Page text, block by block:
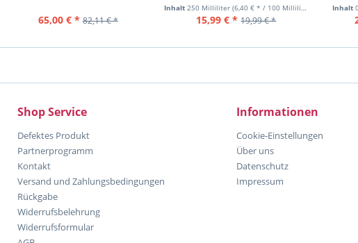
65,00 € * 82,11 € *
Inhalt250 Milliliter(6,40 € * / 100 Milliliter)
15,99 € * 19,99 € *
Inhalt
Shop Service
Defektes Produkt
Partnerprogramm
Kontakt
Versand und Zahlungsbedingungen
Rückgabe
Widerrufsbelehrung
Widerrufsformular
Informationen
Cookie-Einstellungen
Über uns
Datenschutz
Impressum